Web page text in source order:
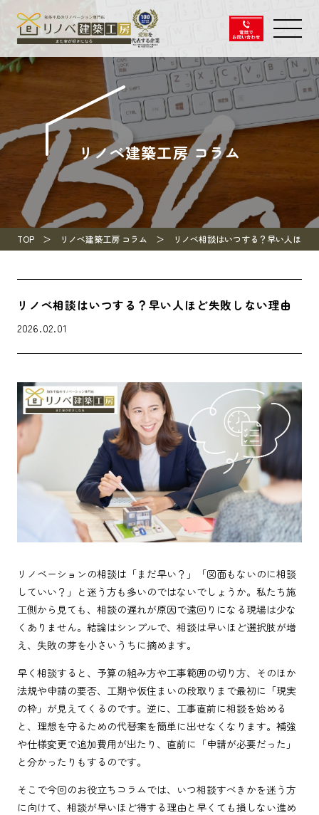
リノベ建築工房 コラム
TOP リノベ建築工房 コラム リノベ相談はいつする？早い人ほど
リノベ相談はいつする？早い人ほど失敗しない理由
2026.02.01
リノベーションの相談は「まだ早い？」「図面もないのに相談
していい？」と迷う方も多いのではないでしょうか。私たち施
工側から見ても、相談の遅れが原因で遠回りになる現場は少な
くありません。結論はシンプルで、相談は早いほど選択肢が増
え、失敗の芽を小さいうちに摘めます。
早く相談すると、予算の組み方や工事範囲の切り方、そのほか
法規や申請の要否、工期や仮住まいの段取りまで最初に「現実
の枠」が見えてくるのです。逆に、工事直前に相談を始める
と、理想を守るための代替案を簡単に出せなくなります。補強
や仕様変更で追加費用が出たり、直前に「申請が必要だった」
と分かったりもするのです。
そこで今回のお役立ちコラムでは、いつ相談すべきかを迷う方
に向けて、相談が早いほど得する理由と早くても損しない進め